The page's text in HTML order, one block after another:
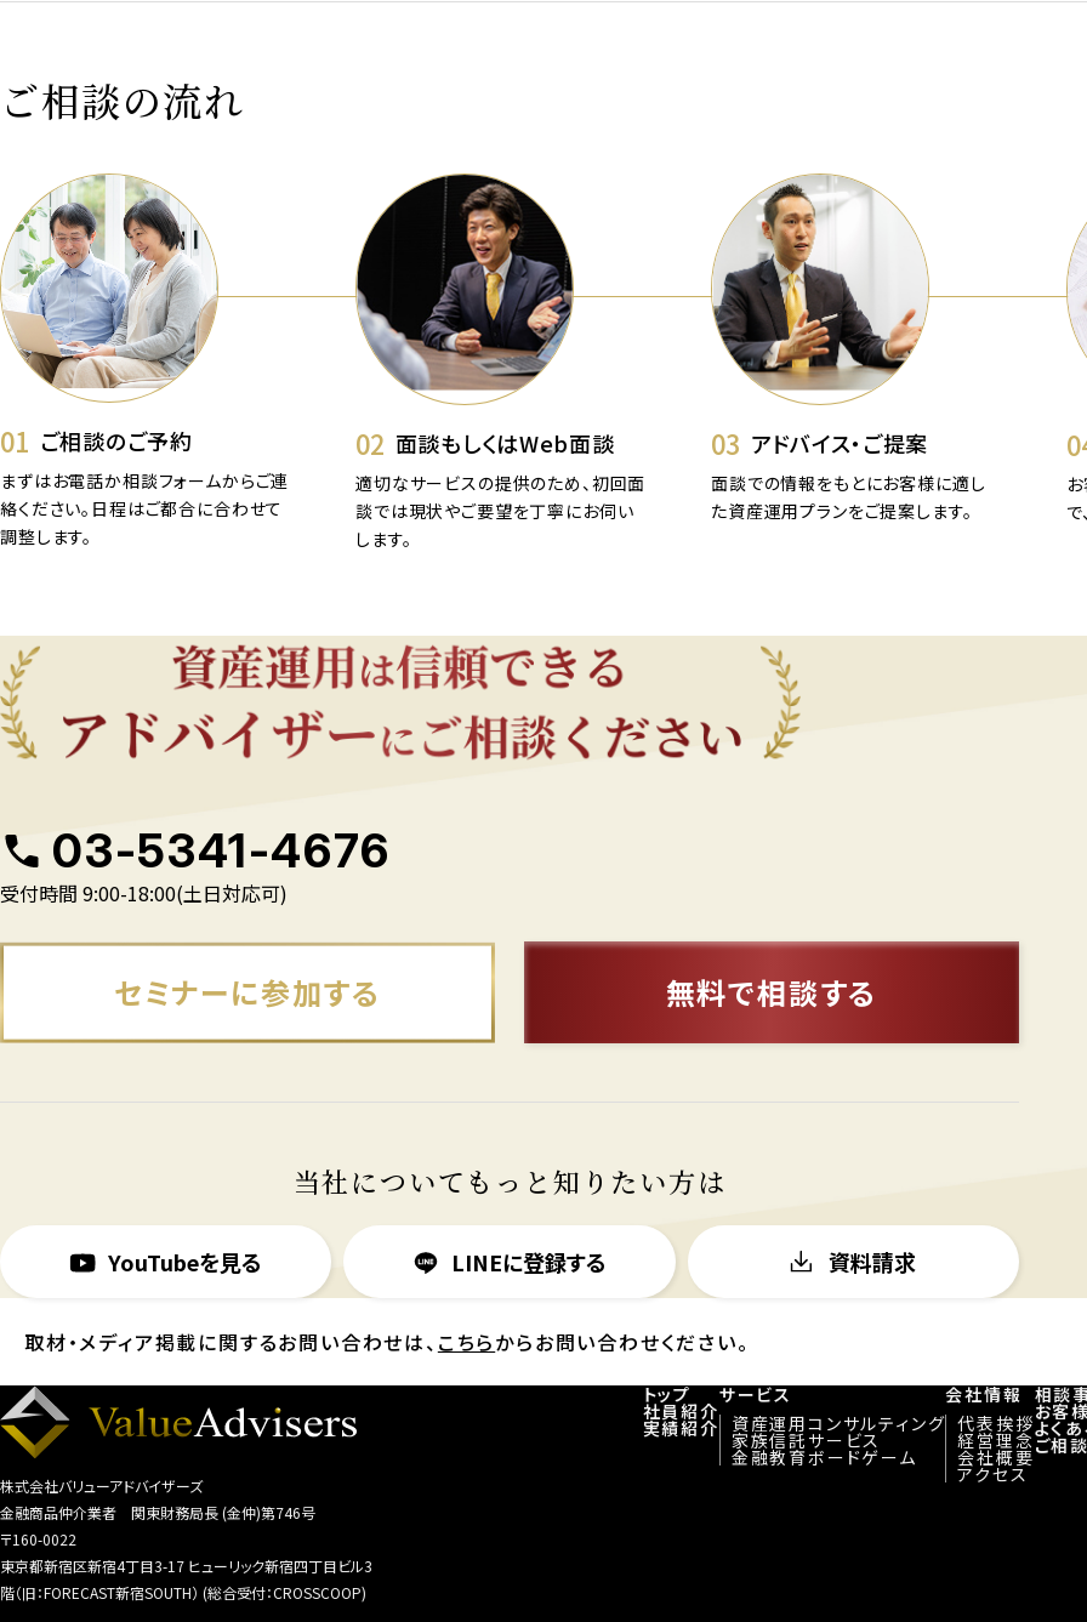
ご相談の流れ
01 ご相談のご予約
まずはお電話か相談フォームからご連
絡ください。日程はご都合に合わせて
調整します。
02 面談もしくはWeb面談
適切なサービスの提供のため、初回面
談では現状やご要望を丁寧にお伺い
します。
03 アドバイス・ご提案
面談での情報をもとにお客様に適し
た資産運用プランをご提案します。
03-5341-4676
受付時間 9:00-18:00(土日対応可)
セミナーに参加する 無料で相談する
当社についてもっと知りたい方は
YouTubeを見る LINEに登録する 資料請求
取材・メディア掲載に関するお問い合わせは、 こちらからお問い合わせください。
株式会社バリューアドバイザーズ
金融商品仲介業者 関東財務局長 (金仲)第746号
〒160-0022
東京都新宿区新宿4丁目3-17 ヒューリック新宿四丁目ビル3
階（旧：FORECAST新宿SOUTH） (総合受付：CROSSCOOP)
トップ
社員紹介
実績紹介
サービス
資産運用コンサルティング
家族信託サービス
金融教育ボードゲーム
会社情報
代表挨拶
経営理念
会社概要
アクセス
相談
お客
よく
ご相